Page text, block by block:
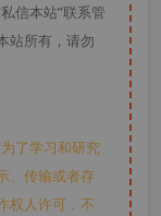
信本站”联系管
站所有，请勿
了学习和研究
、传输或者存
权人许可，不